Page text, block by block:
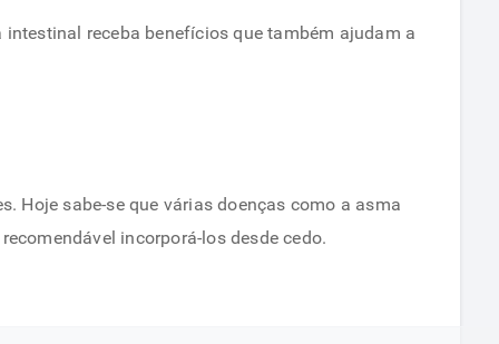
receba benefícios que também ajudam a
Hoje sabe-se que várias doenças como a asma
incorporá-los desde cedo.